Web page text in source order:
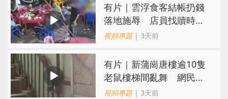
​有片｜雲浮食客結帳扔錢
落地施辱 店員找贖時還
施彼身獲老闆肯定
視頻專題| 3天前
有片｜新蒲崗唐樓逾10隻
老鼠樓梯間亂舞 網民嚇
親：每次經過都要好大勇
視頻專題| 3天前